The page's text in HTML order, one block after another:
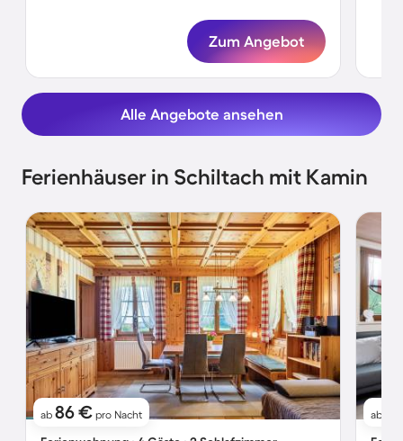
Zum Angebot
Alle Angebote ansehen
Ferienhäuser in Schiltach mit Kamin
ab 86 € pro Nacht ab